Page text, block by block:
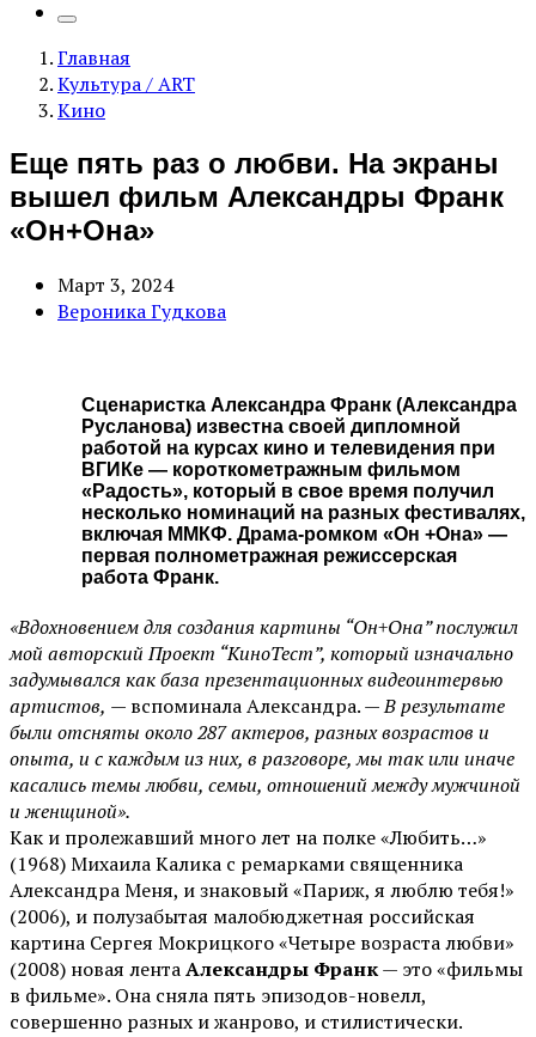
Главная
Культура / ART
Кино
Еще пять раз о любви. На экраны
вышел фильм Александры Франк
«Он+Она»
Март 3, 2024
Вероника Гудкова
Сценаристка Александра Франк (Александра
Русланова) известна своей дипломной
работой на курсах кино и телевидения при
ВГИКе — короткометражным фильмом
«Радость», который в свое время получил
несколько номинаций на разных фестивалях,
включая ММКФ. Драма-ромком «Он +Она» —
первая полнометражная режиссерская
работа Франк.
«Вдохновением для создания картины “Он+Она” послужил
мой авторский Проект “КиноТест”, который изначально
задумывался как база презентационных видеоинтервью
артистов, — вспоминала Александра. —В результате
были отсняты около 287 актеров, разных возрастов и
опыта, и с каждым из них, в разговоре, мы так или иначе
касались темы любви, семьи, отношений между мужчиной
и женщиной».
Как и пролежавший много лет на полке «Любить…»
(1968) Михаила Калика с ремарками священника
Александра Меня, и знаковый «Париж, я люблю тебя!»
(2006), и полузабытая малобюджетная российская
картина Сергея Мокрицкого «Четыре возраста любви»
(2008) новая лентаАлександры Франк— это «фильмы
в фильме». Она сняла пять эпизодов-новелл,
совершенно разных и жанрово, и стилистически.